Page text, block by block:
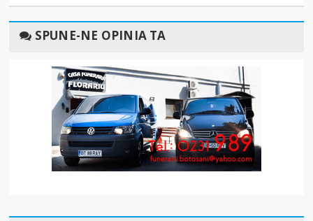
SPUNE-NE OPINIA TA